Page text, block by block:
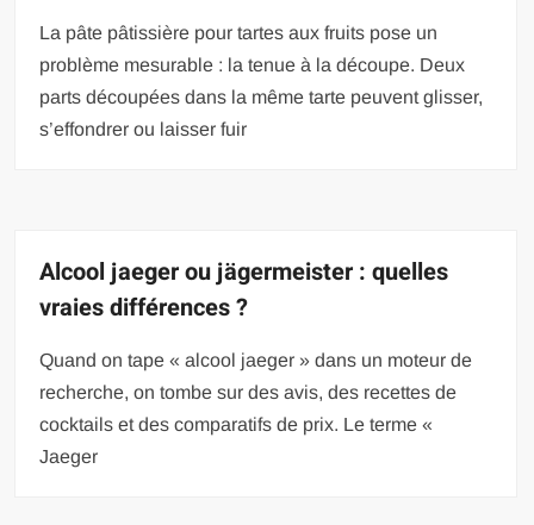
La pâte pâtissière pour tartes aux fruits pose un
problème mesurable : la tenue à la découpe. Deux
parts découpées dans la même tarte peuvent glisser,
s’effondrer ou laisser fuir
Alcool jaeger ou jägermeister : quelles
vraies différences ?
Quand on tape « alcool jaeger » dans un moteur de
recherche, on tombe sur des avis, des recettes de
cocktails et des comparatifs de prix. Le terme «
Jaeger